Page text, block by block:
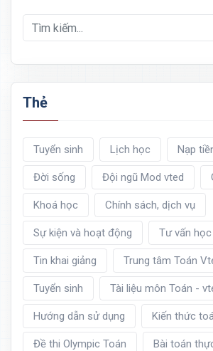
Thẻ
Tuyển sinh Lịch học Nạp
Đời sống Đội ngũ Mod vted
Khoá học Chính sách, dịch vụ
Sự kiện và hoạt động Tư vấn
Tin khai giảng Trung tâm Toán
Tuyển sinh Tài liệu môn Toán -
Hướng dẫn sử dụng Kiến thức
Đề thi Olympic Toán Bài toán